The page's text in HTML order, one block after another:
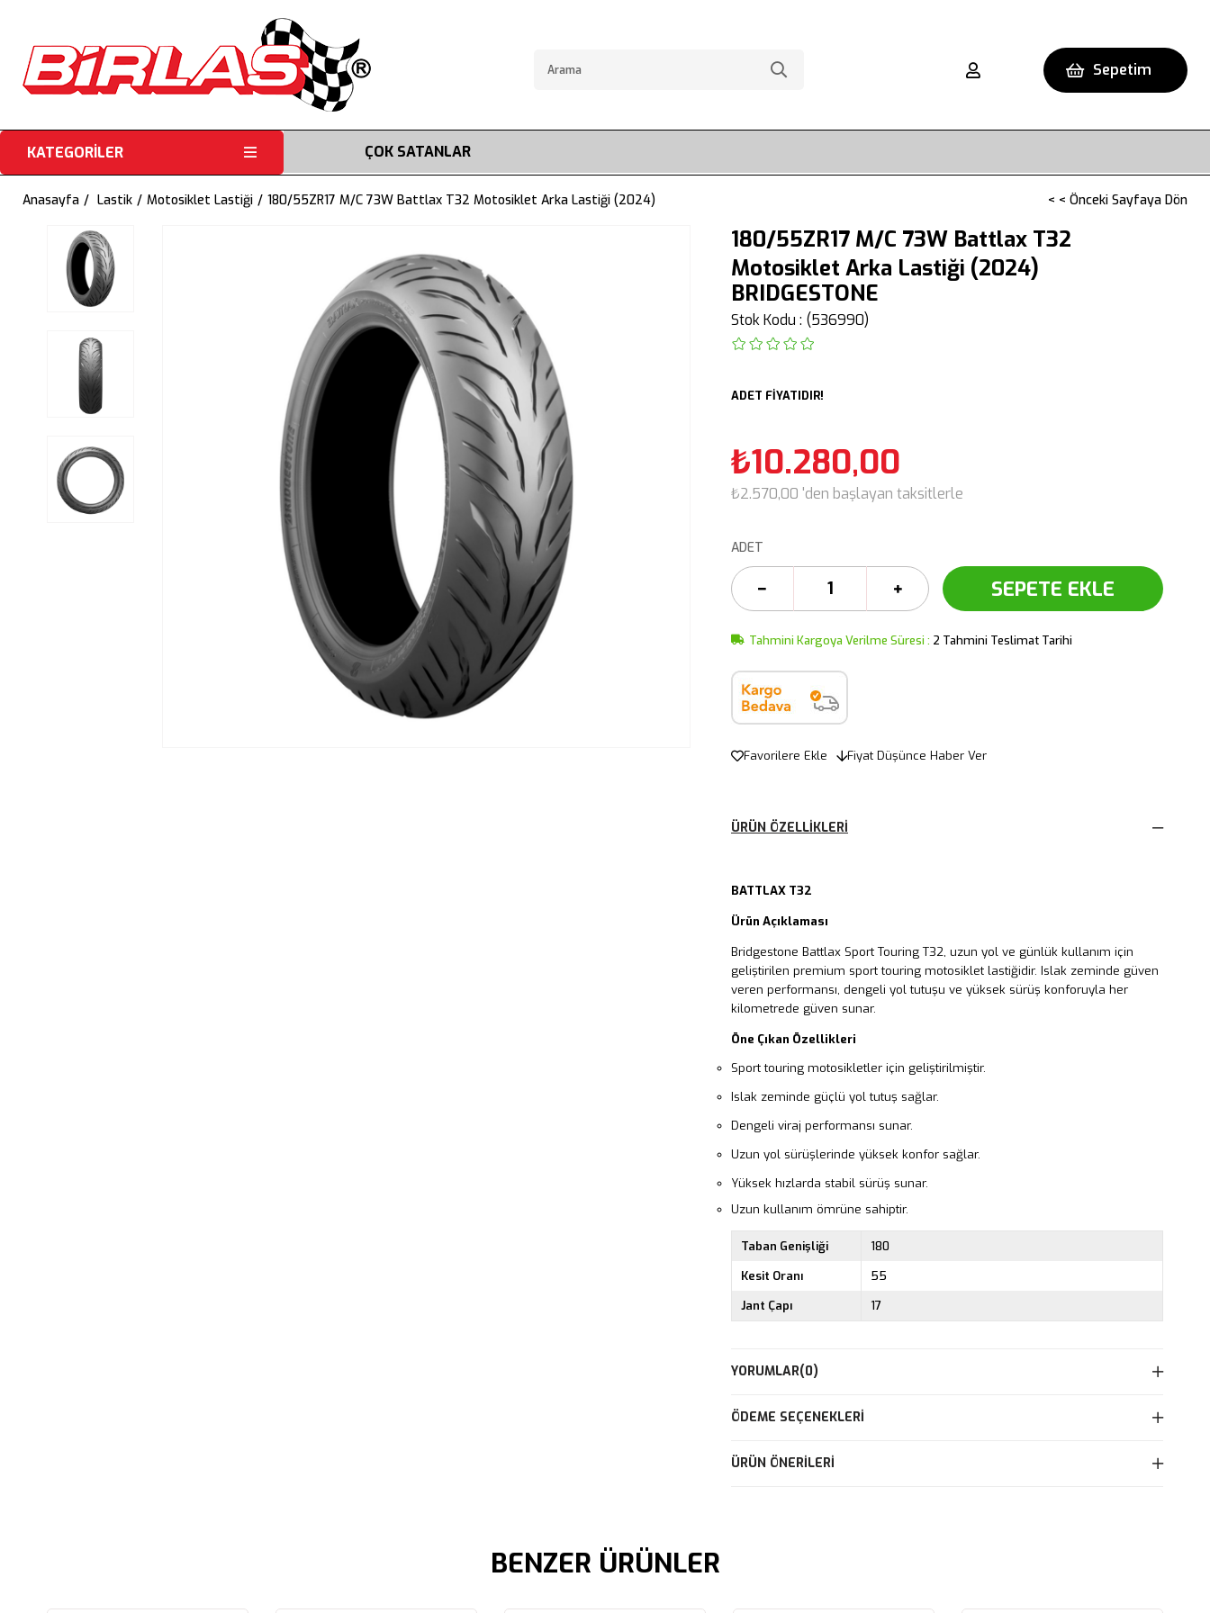
Sepetim
KATEGORİLER ÇOK SATANLAR
Anasayfa Lastik Motosiklet Lastiği 180/55ZR17 M/C 73W Battlax T32 Motosiklet Arka Lastiği (2024) < < Önceki Sayfaya Dön
180/55ZR17 M/C 73W Battlax T32
Motosiklet Arka Lastiği (2024)
BRIDGESTONE
Stok Kodu (536990)
ADET FİYATIDIR!
₺10.280,00
₺2.570,00 'den başlayan taksitlerle
ADET
Tahmini Kargoya Verilme Süresi : 2 Tahmini Teslimat Tarihi
Favorilere Ekle Fiyat Düşünce Haber Ver
ÜRÜN ÖZELLIKLERI
BATTLAX T32
Ürün Açıklaması
Bridgestone Battlax Sport Touring T32, uzun yol ve günlük kullanım için
geliştirilen premium sport touring motosiklet lastiğidir. Islak zeminde güven
veren performansı, dengeli yol tutuşu ve yüksek sürüş konforuyla her
kilometrede güven sunar.
Öne Çıkan Özellikleri
Sport touring motosikletler için geliştirilmiştir.
Islak zeminde güçlü yol tutuş sağlar.
Dengeli viraj performansı sunar.
Uzun yol sürüşlerinde yüksek konfor sağlar.
Yüksek hızlarda stabil sürüş sunar.
Uzun kullanım ömrüne sahiptir.
Taban Genişliği
180
Kesit Oranı
55
Jant Çapı
17
YORUMLAR(0)
ÖDEME SEÇENEKLERI
ÜRÜN ÖNERILERI
BENZER ÜRÜNLER